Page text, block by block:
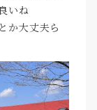
いね
か大丈夫ら